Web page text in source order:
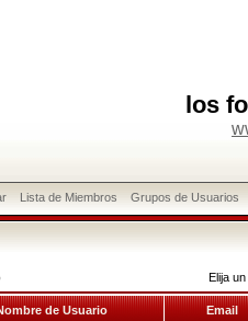
los
Lista de Miembros Grupos de Usuarios
Elija
de Usuario Email